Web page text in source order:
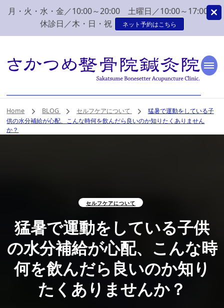
月・火・水・金／10:00～20:00 土曜日／10:00～17:00
休診日／木・日・祝
ネット予約はこちら
新潟市 秋葉区 肩こり
腰痛 整体 鍼灸はさか
つめ整骨院鍼灸院
鍼灸院へ。みなさまの気持ちに寄り添い、丁寧な問診、治療をさせて
Home BLOG セルフケアについて
猛暑で運動をしている子
供の水分補給が心配、こんな時何を飲んだら良いのか知りたくありません
か？
セルフケアについて
猛暑で運動をしている子供
の水分補給が心配、こんな時
何を飲んだら良いのか知り
たくありませんか？